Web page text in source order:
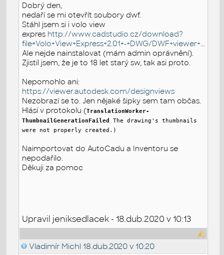
Dobrý den,
nedaří se mi otevřít soubory dwf.
Stáhl jsem si i volo view
expres http://www.cadstudio.cz/download?
file=Volo+View+Express+2.01+-+DWG/DWF+viewer+...
Ale nejde nainstalovat (mám admin oprávnění).
Zjistil jsem, že je to 18 let starý sw, tak asi proto.
Nepomohlo ani:
https://viewer.autodesk.com/designviews
Nezobrazí se to. Jen nějaké šipky sem tam občas.
Hlásí v protokolu (TranslationWorker-
ThumbnailGenerationFailed
The drawing's thumbnails
were not properly created.)
Naimportovat do AutoCadu a Inventoru se
nepodařilo.
Děkuji za pomoc
Upravil jeniksedlacek - 18.dub.2020 v 10:13
Vladimír Michl 18.dub.2020 v 10:20